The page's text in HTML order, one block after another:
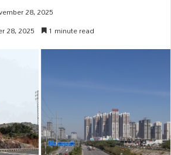
28, 2025
28, 2025
1 minute read